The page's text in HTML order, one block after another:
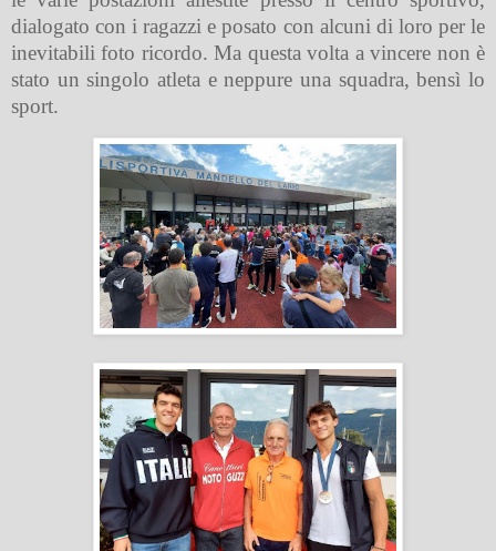
dialogato con i ragazzi e posato con alcuni di loro per le
inevitabili foto ricordo. Ma questa volta a vincere non è
stato un singolo atleta e neppure una squadra, bensì lo
sport.